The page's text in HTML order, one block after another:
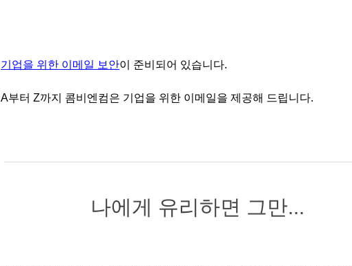
기업을 위한 이메일 보안이 준비되어 있습니다.
A부터 Z까지 콤비엔컴은 기업을 위한 이메일을 제공해 드립니다.
나에게 유리하면 그만...